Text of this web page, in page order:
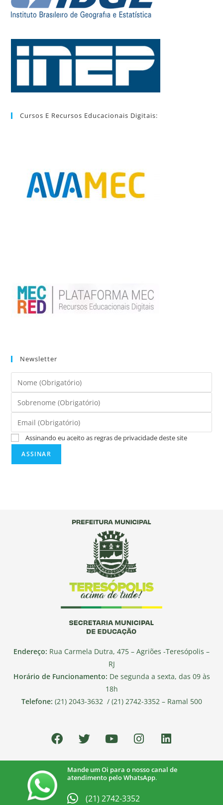
Cursos E Recursos Educacionais Digitais:
Newsletter
Assinando eu aceito as regras de privacidade deste site
Endereço: Rua Carmela Dutra, 475 – Agriões -Teresópolis –
RJ
Horário de Funcionamento: De segunda a sexta, das 09 às
18h
Telefone: (21) 2043-3632 / (21) 2742-3352 – Ramal 500
Mande um Oi para o nosso canal de
atendimento pelo WhatsApp.
(21) 2742-3352​